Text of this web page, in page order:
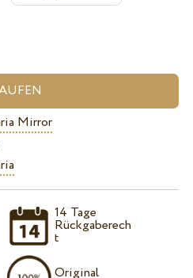
Mirror
14 Tage
Rückgaberech
t
Original